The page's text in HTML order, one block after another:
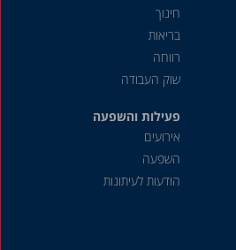
חינוך
בריאות
רווחה
שוק העבודה
פעילות והשפעה
אירועים
השפעה
הודעות לעיתונות